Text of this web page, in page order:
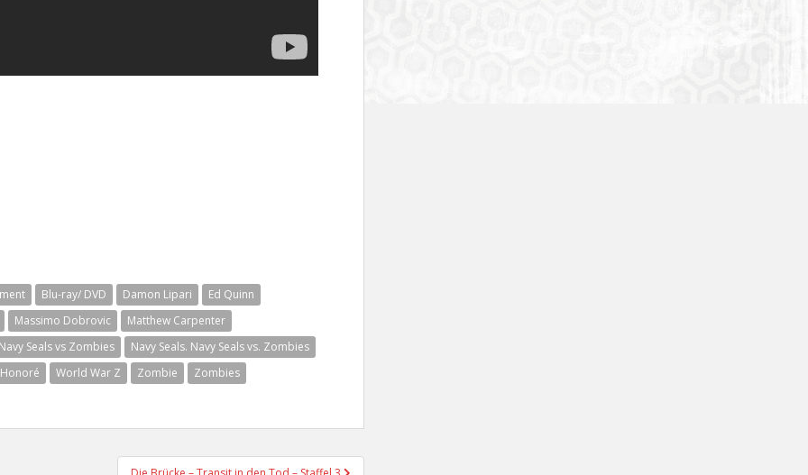
Blu-ray/ DVD Damon Lipari
Ed Quinn
Massimo Dobrovic
Matthew Carpenter
Navy Seals vs Zombies
Navy Seals. Navy Seals vs. Zombies
World War Z Zombie Zombies